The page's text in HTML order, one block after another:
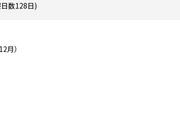
数128日)
月）